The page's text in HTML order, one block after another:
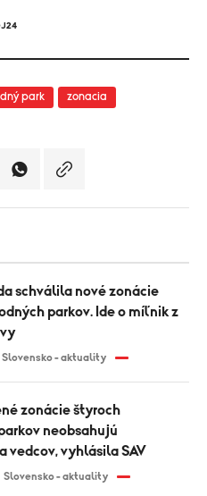
park zonacia
parkov. Ide o míľnik z
Slovensko - aktuality
neobsahujú
vedcov, vyhlásila SAV
Slovensko - aktuality